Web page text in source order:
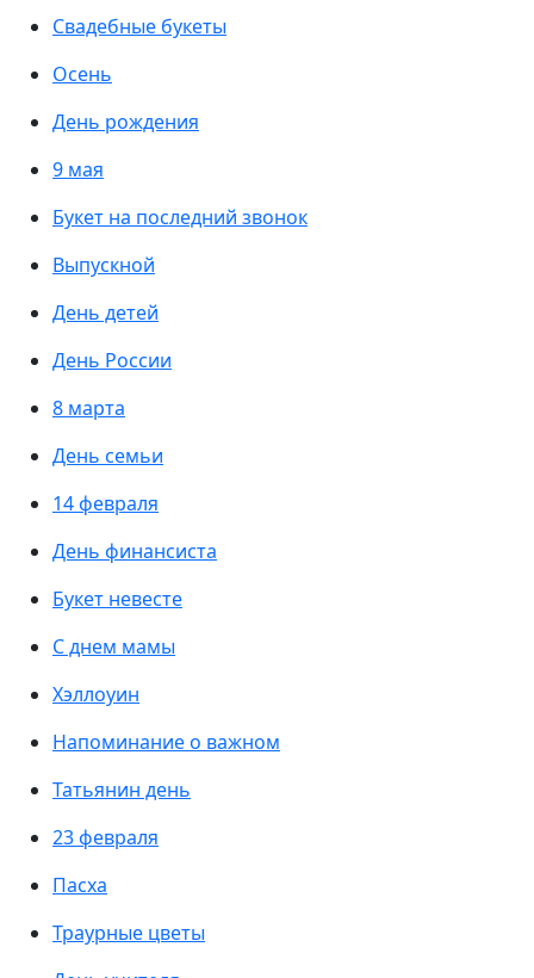
Свадебные букеты
Осень
День рождения
9 мая
Букет на последний звонок
Выпускной
День детей
День России
8 марта
День семьи
14 февраля
День финансиста
Букет невесте
С днем мамы
Хэллоуин
Напоминание о важном
Татьянин день
23 февраля
Пасха
Траурные цветы